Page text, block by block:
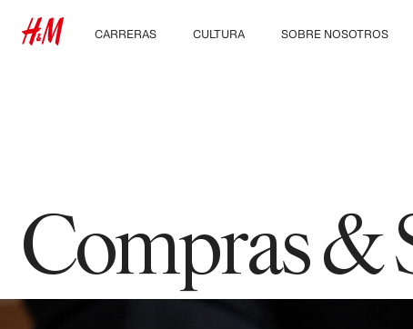
CARRERAS
CULTURA
SOBRE NOSOTROS
Compras &